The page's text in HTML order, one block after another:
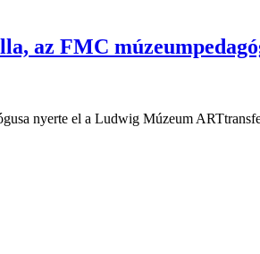
az FMC
nyerte el a Ludwig Múzeum